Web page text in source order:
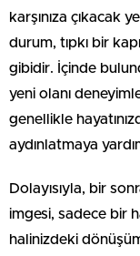
karşınıza çıkacak
durum, tıpkı bir
gibidir. İçinde
yeni olanı
genellikle
aydınlatmaya
Dolayısıyla, bir
imgesi, sadece bir
halinizdeki